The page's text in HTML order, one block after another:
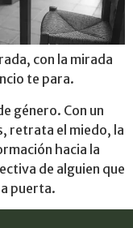
con la mirada
te para.
género. Con un
retrata el miedo, la
hacia la
de alguien que
puerta.